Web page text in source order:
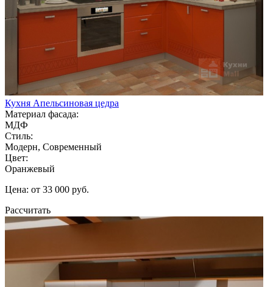
Кухня Апельсиновая цедра
Материал фасада:
МДФ
Стиль:
Модерн, Современный
Цвет:
Оранжевый
Цена: от 33 000 руб.
Рассчитать